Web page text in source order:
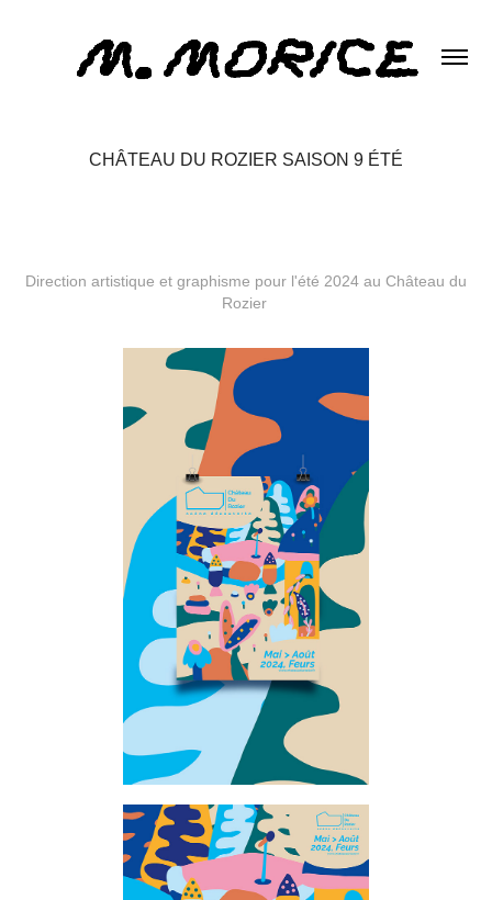
CHÂTEAU DU ROZIER SAISON 9 ÉTÉ
Direction artistique et graphisme pour l'été 2024 au Château du
Rozier